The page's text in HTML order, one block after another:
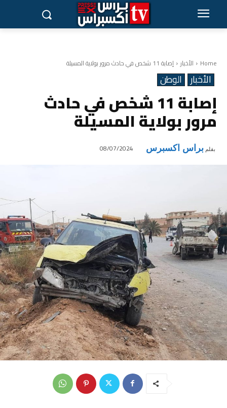
Home الأخبار إصابة 11 شخص في حادث مرور بولاية المسيلة
الأخبار الوطن
إصابة 11 شخص في حادث
مرور بولاية المسيلة
بقلم براس اكسبرس 08/07/2024